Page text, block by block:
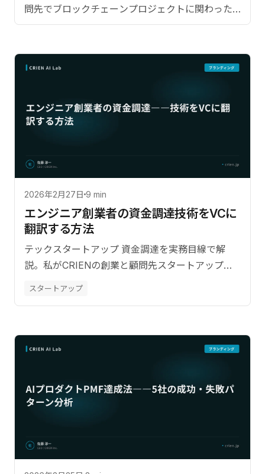
問先でブロックチェーンプロジェクトに関わった
経験からの教訓。【監修：佐藤淳一（CRIEN
2026年2月27日 9 min
エンジニア創業者の資金調達――技術をVCに
翻訳する方法
テックスタートアップ 資金調達を実務目線で解
説。私がCRIENの創業と顧問先スタートアップの
スタートアップ